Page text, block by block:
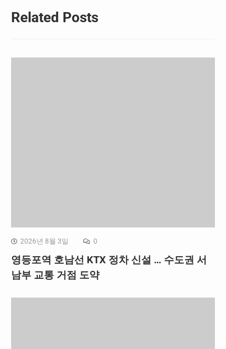
Related Posts
2026년 8월 3일 0
영등포역 호남선 KTX 정차 신설 … 수도권 서
남부 교통 거점 도약